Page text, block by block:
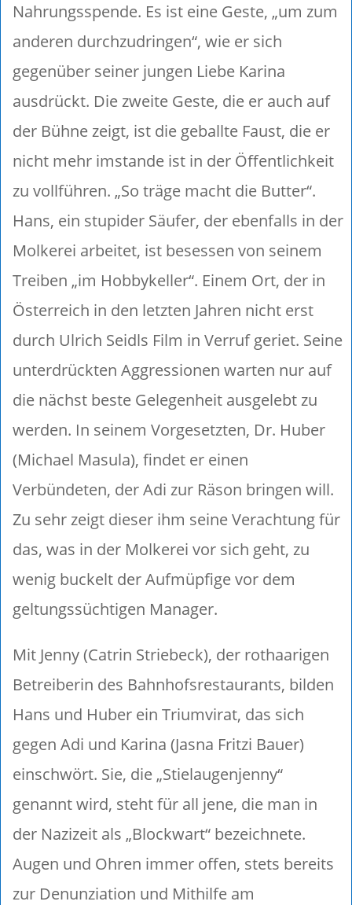
Nahrungsspende. Es ist eine Geste, „um zum
anderen durchzudringen“, wie er sich
gegenüber seiner jungen Liebe Karina
ausdrückt. Die zweite Geste, die er auch auf
der Bühne zeigt, ist die geballte Faust, die er
nicht mehr imstande ist in der Öffentlichkeit
zu vollführen. „So träge macht die Butter“.
Hans, ein stupider Säufer, der ebenfalls in der
Molkerei arbeitet, ist besessen von seinem
Treiben „im Hobbykeller“. Einem Ort, der in
Österreich in den letzten Jahren nicht erst
durch Ulrich Seidls Film in Verruf geriet. Seine
unterdrückten Aggressionen warten nur auf
die nächst beste Gelegenheit ausgelebt zu
werden. In seinem Vorgesetzten, Dr. Huber
(Michael Masula), findet er einen
Verbündeten, der Adi zur Räson bringen will.
Zu sehr zeigt dieser ihm seine Verachtung für
das, was in der Molkerei vor sich geht, zu
wenig buckelt der Aufmüpfige vor dem
geltungssüchtigen Manager.
Mit Jenny (Catrin Striebeck), der rothaarigen
Betreiberin des Bahnhofsrestaurants, bilden
Hans und Huber ein Triumvirat, das sich
gegen Adi und Karina (Jasna Fritzi Bauer)
einschwört. Sie, die „Stielaugenjenny“
genannt wird, steht für all jene, die man in
der Nazizeit als „Blockwart“ bezeichnete.
Augen und Ohren immer offen, stets bereits
zur Denunziation und Mithilfe am